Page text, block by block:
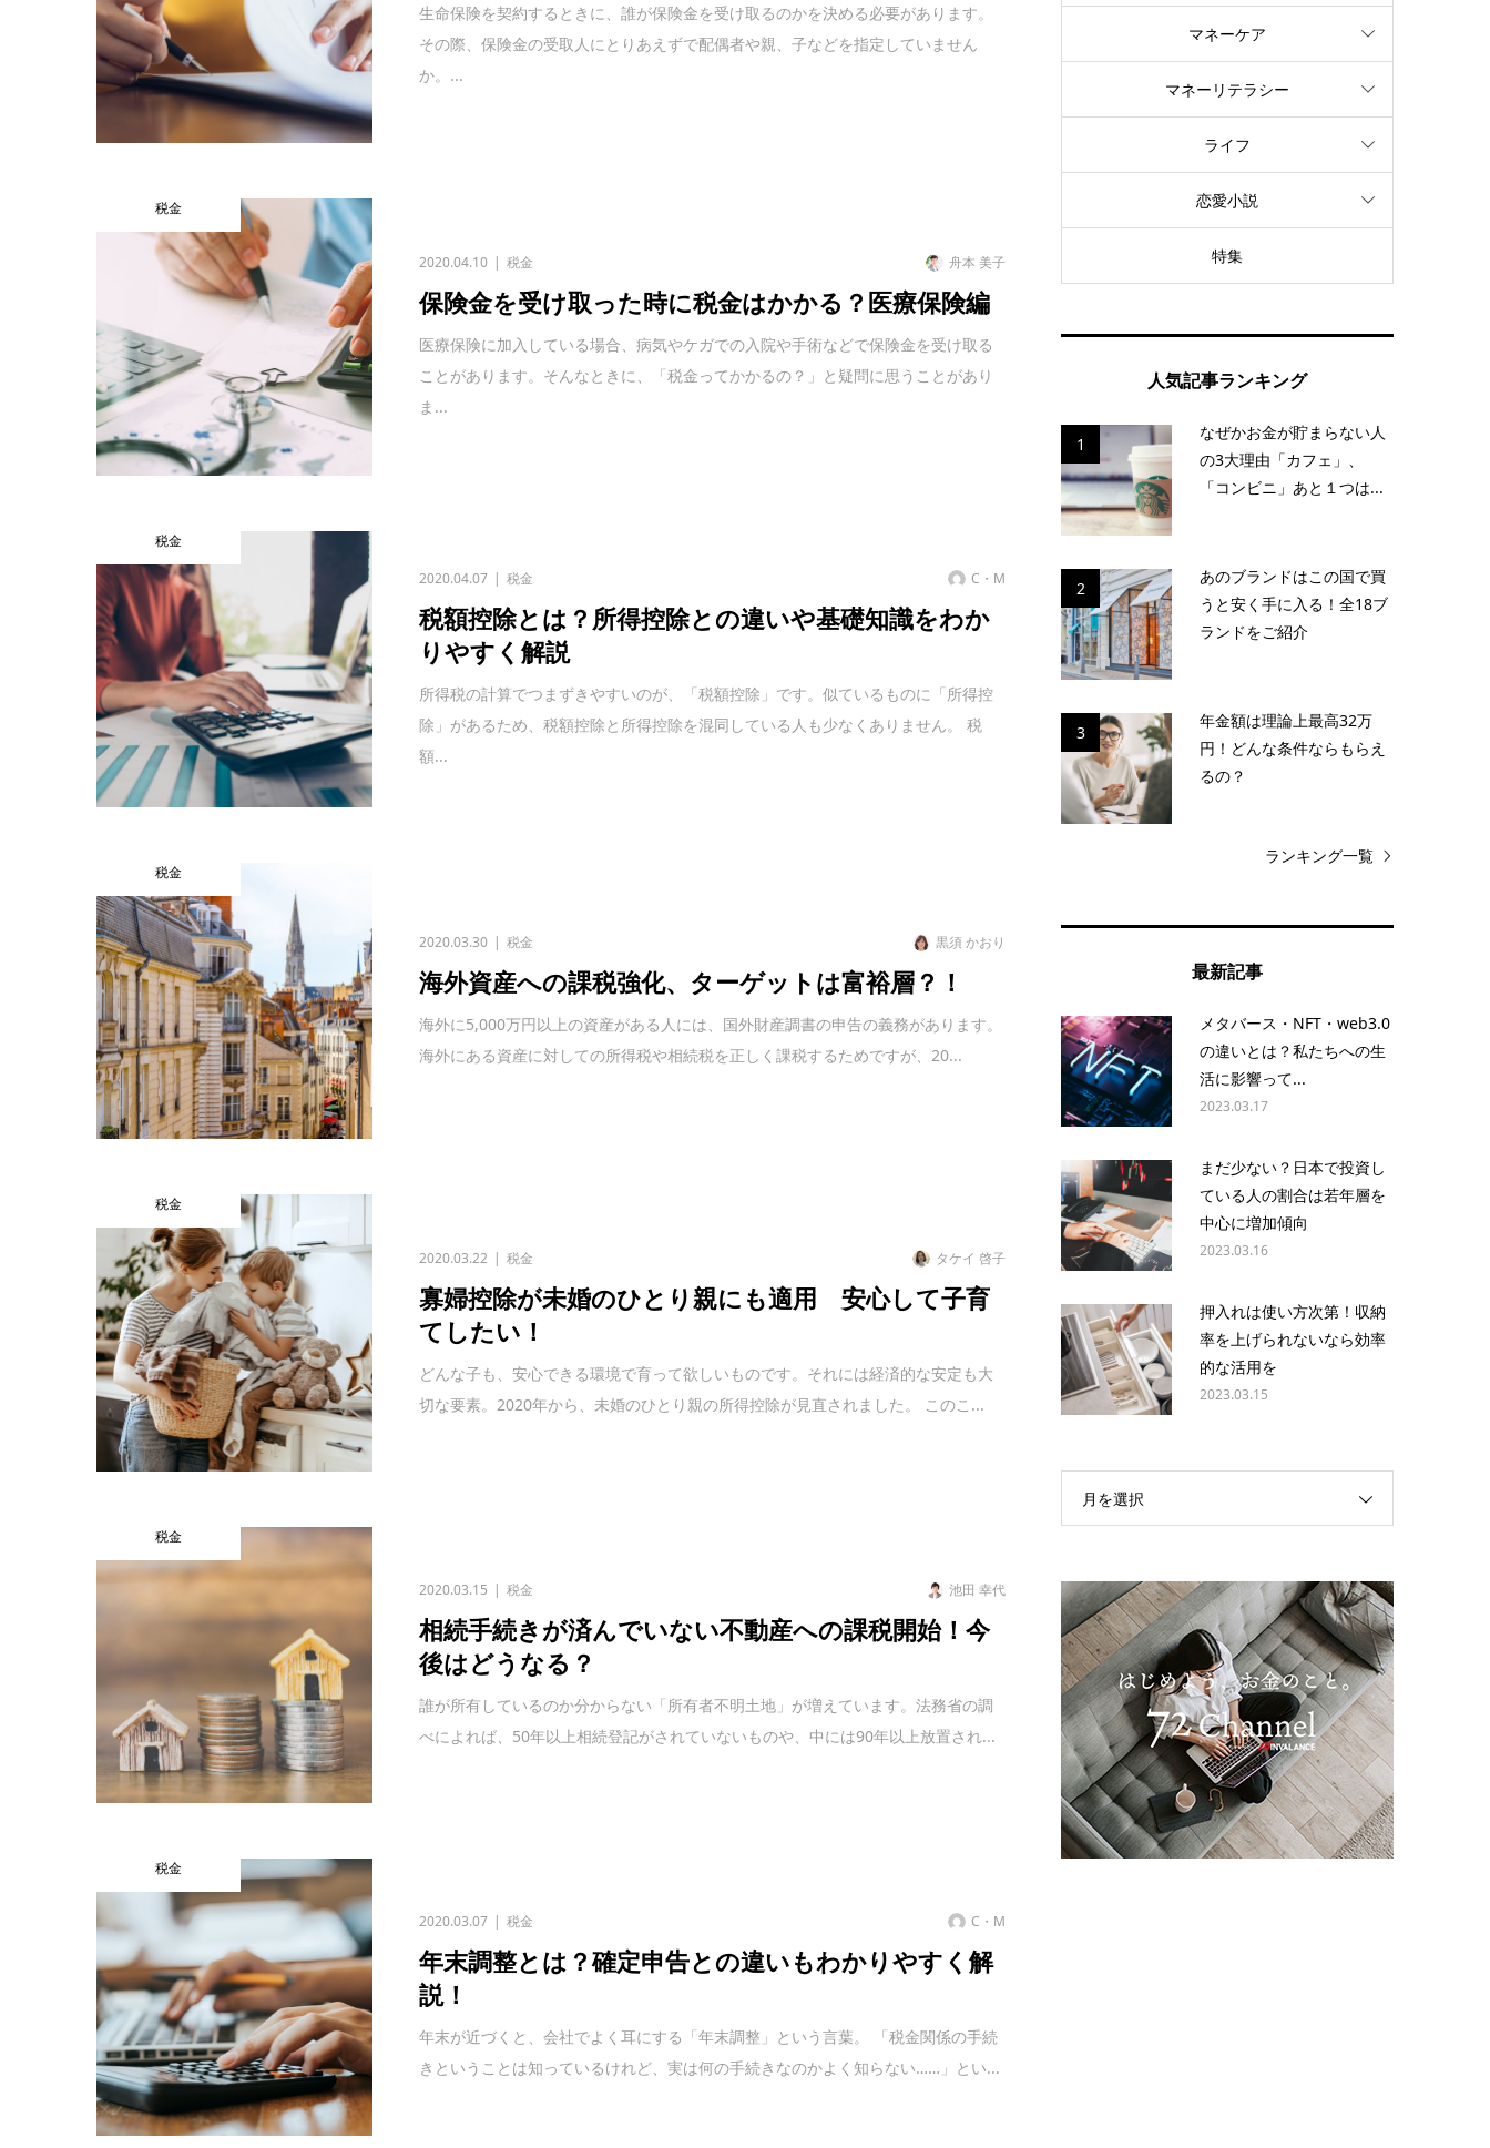
生命保険を契約するときに、誰が保険金を受け取るのかを決める必要があります。
その際、保険金の受取人にとりあえずで配偶者や親、子などを指定していません
か。...
税金
2020.04.10 税金 舟本 美子
保険金を受け取った時に税金はかかる？医療保険編
医療保険に加入している場合、病気やケガでの入院や手術などで保険金を受け取る
ことがあります。そんなときに、「税金ってかかるの？」と疑問に思うことがあり
ま...
税金
2020.04.07 税金 C・M
税額控除とは？所得控除との違いや基礎知識をわか
りやすく解説
所得税の計算でつまずきやすいのが、「税額控除」です。似ているものに「所得控
除」があるため、税額控除と所得控除を混同している人も少なくありません。 税
額...
税金
2020.03.30 税金 黒須 かおり
海外資産への課税強化、ターゲットは富裕層？！
海外に5,000万円以上の資産がある人には、国外財産調書の申告の義務があります。
海外にある資産に対しての所得税や相続税を正しく課税するためですが、20...
税金
2020.03.22 税金 タケイ 啓子
寡婦控除が未婚のひとり親にも適用 安心して子育
てしたい！
どんな子も、安心できる環境で育って欲しいものです。それには経済的な安定も大
切な要素。2020年から、未婚のひとり親の所得控除が見直されました。 このこ...
税金
2020.03.15 税金 池田 幸代
相続手続きが済んでいない不動産への課税開始！今
後はどうなる？
誰が所有しているのか分からない「所有者不明土地」が増えています。法務省の調
べによれば、50年以上相続登記がされていないものや、中には90年以上放置され...
税金
2020.03.07 税金 C・M
年末調整とは？確定申告との違いもわかりやすく解
説！
年末が近づくと、会社でよく耳にする「年末調整」という言葉。 「税金関係の手続
きということは知っているけれど、実は何の手続きなのかよく知らない……」とい...
マネーケア
マネーリテラシー
ライフ
恋愛小説
特集
人気記事ランキング
1
なぜかお金が貯まらない人
の3大理由「カフェ」、
「コンビニ」あと１つは...
2
あのブランドはこの国で買
うと安く手に入る！全18ブ
ランドをご紹介
3
年金額は理論上最高32万
円！どんな条件ならもらえ
るの？
ランキング一覧
最新記事
メタバース・NFT・web3.0
の違いとは？私たちへの生
活に影響って...
2023.03.17
まだ少ない？日本で投資し
ている人の割合は若年層を
中心に増加傾向
2023.03.16
押入れは使い方次第！収納
率を上げられないなら効率
的な活用を
2023.03.15
月を選択